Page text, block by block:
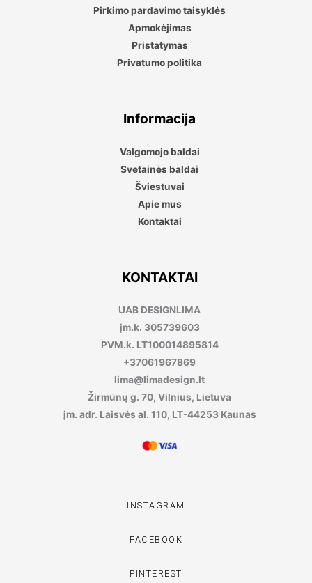
Pirkimo pardavimo taisyklės
Apmokėjimas
Pristatymas
Privatumo politika
Informacija
Valgomojo baldai
Svetainės baldai
Šviestuvai
Apie mus
Kontaktai
KONTAKTAI
UAB DESIGNLIMA
įm.k. 305739603
PVM.k. LT100014895814
+37061967869
lima@limadesign.lt
Žirmūnų g. 70, Vilnius, Lietuva
įm. adr. Laisvės al. 110, LT-44253 Kaunas
INSTAGRAM
FACEBOOK
PINTEREST